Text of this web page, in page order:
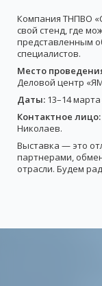
Компания ТНПВО
свой стенд, где
представленным
специалистов.
Место
Деловой центр
Даты: 13–14 марта
Контактное лицо:
Николаев.
Выставка — это
партнерами,
отрасли. Будем